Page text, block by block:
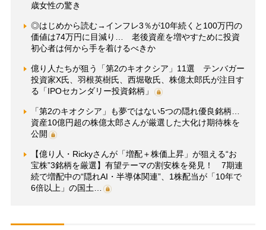
歳女性の驚き
◎はじめから読む→インフレ3％が10年続くと100万円の
価値は74万円に目減り… 老後資産を増やすために投資
初心者は何から手を着けるべきか
億り人たちが狙う「第2のキオクシア」11選 テンバガー
投資家X氏、羽根英樹氏、西堀敬氏、株億太郎氏が注目す
る「IPOセカンダリー投資銘柄」
「第2のキオクシア」も夢ではない5つの隠れ優良銘柄…
資産10億円超の株億太郎さんが厳選した大化け期待株を
公開
【億り人・Rickyさんが「増配＋株価上昇」が狙える“お
宝株”3銘柄を厳選】有望テーマの割安株を発見！ 7期連
続で増配中の“隠れAI・半導体関連”、1株配当が「10年で
6倍以上」の国土…